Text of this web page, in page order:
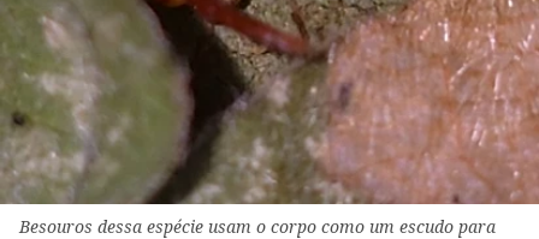
Besouros dessa espécie usam o corpo como um escudo para